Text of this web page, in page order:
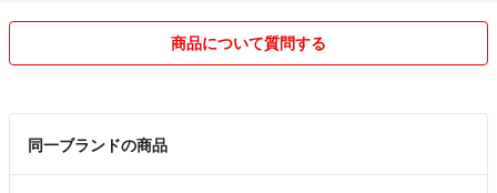
商品について質問する
同一ブランドの商品